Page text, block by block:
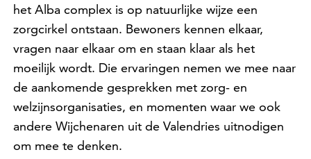
het Alba complex is op natuurlijke wijze een
zorgcirkel ontstaan. Bewoners kennen elkaar,
vragen naar elkaar om en staan klaar als het
moeilijk wordt. Die ervaringen nemen we mee naar
de aankomende gesprekken met zorg- en
welzijnsorganisaties, en momenten waar we ook
andere Wijchenaren uit de Valendries uitnodigen
om mee te denken.